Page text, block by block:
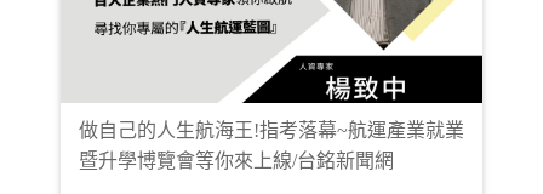
做自己的人生航海王!指考落幕~航運產業就業
暨升學博覽會等你來上線/台銘新聞網